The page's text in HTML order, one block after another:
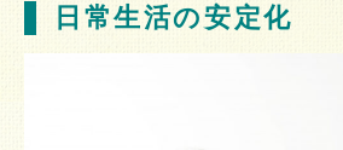
日常生活の安定化